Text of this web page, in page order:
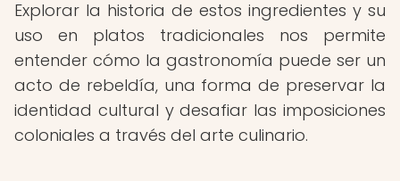
Explorar la historia de estos ingredientes y su
uso en platos tradicionales nos permite
entender cómo la gastronomía puede ser un
acto de rebeldía, una forma de preservar la
identidad cultural y desafiar las imposiciones
coloniales a través del arte culinario.